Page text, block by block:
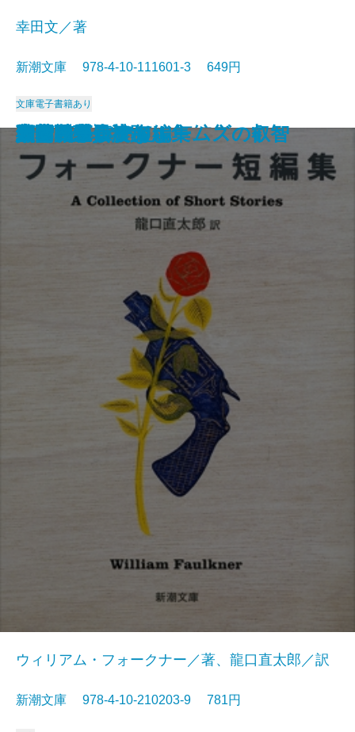
マンスフィールド短編集
太陽の季節
赤と黒〔上〕
ポー詩集
マノン・レスコー
郷愁
智恵子抄
草の花
夜間飛行
父・こんなこと
幸田文／著
新潮文庫 978-4-10-111601-3 649円
文庫電子書籍あり
フォークナー短編集
ウィリアム・フォークナー／著、龍口直太郎／訳
新潮文庫 978-4-10-210203-9 781円
細雪〔上〕
細雪〔中〕
細雪〔下〕
大和路・信濃路
野菊の墓
西部戦線異状なし
シャーロック・ホームズの叡智
人間について
サンクチュアリ